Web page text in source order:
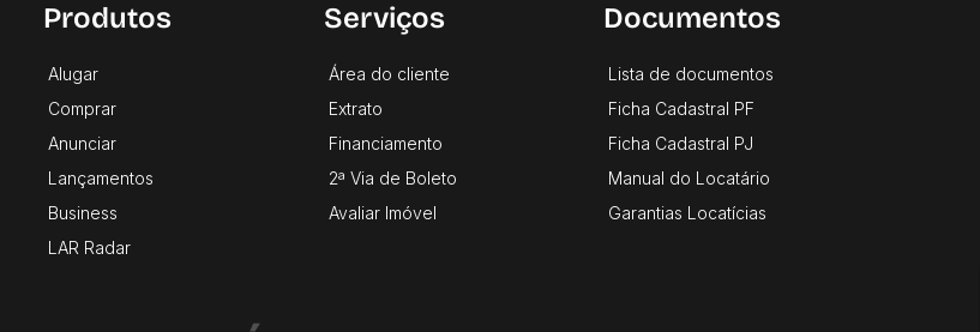
Produtos
Alugar
Comprar
Anunciar
Lançamentos
Business
LAR Radar
Serviços
Área do cliente
Extrato
Financiamento
2ª Via de Boleto
Avaliar Imóvel
Documentos
Lista de documentos
Ficha Cadastral PF
Ficha Cadastral PJ
Manual do Locatário
Garantias Locatícias